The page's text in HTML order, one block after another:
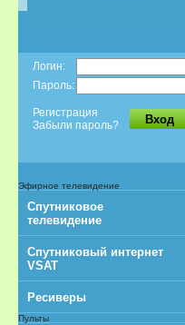
Логин:
Пароль:
Регистрация
Забыли пароль?
Вход
Эфирное телевидение
Спутниковое
телевидение
Спутниковый интернет
VSAT
Ресиверы
Пульты